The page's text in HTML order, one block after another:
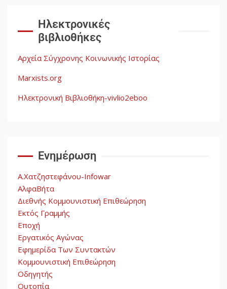
Ηλεκτρονικές
βιβλιοθήκες
Αρχεία Σύγχρονης Κοινωνικής Ιστορίας
Marxists.org
Ηλεκτρονική Βιβλιοθήκη-vivlio2eboo
Ενημέρωση
Α.Χατζηστεφάνου-Infowar
ΑλφαΒήτα
Διεθνής Κομμουνιστική Επιθεώρηση
Εκτός Γραμμής
Εποχή
Εργατικός Αγώνας
Εφημερίδα Των Συντακτών
Κομμουνιστική Επιθεώρηση
Οδηγητής
Ουτοπία